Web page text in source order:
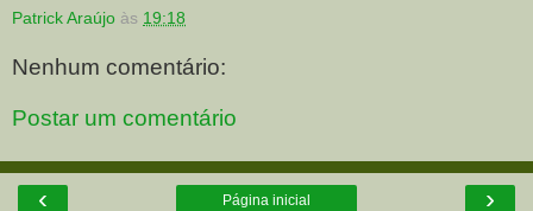
Patrick Araújo às 19:18
Nenhum comentário:
Postar um comentário
‹ ›
Página inicial